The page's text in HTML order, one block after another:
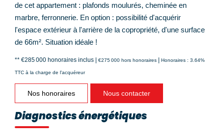
de cet appartement : plafonds moulurés, cheminée en
marbre, ferronnerie. En option : possibilité d'acquérir
l'espace extérieur à l'arrière de la copropriété, d'une surface
de 66m². Situation idéale !
** €285 000 honoraires inclus | €275 000 hors honoraires | Honoraires : 3.64%
TTC à la charge de l'acquéreur
Nos honoraires Nous contacter
Diagnostics énergétiques